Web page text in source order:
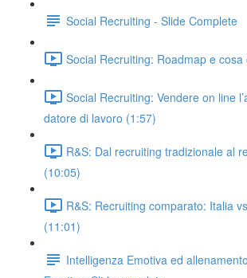
Social Recruiting - Slide Complete
Social Recruiting: Roadmap e cosa
Social Recruiting: Vendere on line
datore di lavoro (1:57)
R&S: Dal recruiting tradizionale al
(10:05)
R&S: Recruiting comparato: Italia
(11:01)
Intelligenza Emotiva ed